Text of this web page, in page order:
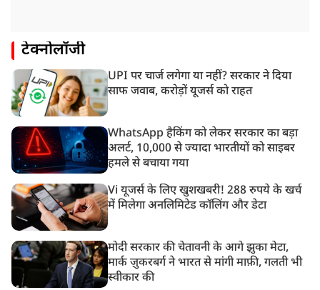
टेक्नोलॉजी
UPI पर चार्ज लगेगा या नहीं? सरकार ने दिया
साफ जवाब, करोड़ों यूजर्स को राहत
WhatsApp हैकिंग को लेकर सरकार का बड़ा
अलर्ट, 10,000 से ज्यादा भारतीयों को साइबर
हमले से बचाया गया
Vi यूजर्स के लिए खुशखबरी! 288 रुपये के खर्च
में मिलेगा अनलिमिटेड कॉलिंग और डेटा
मोदी सरकार की चेतावनी के आगे झुका मेटा,
मार्क ज़ुकरबर्ग ने भारत से मांगी माफ़ी, गलती भी
स्वीकार की